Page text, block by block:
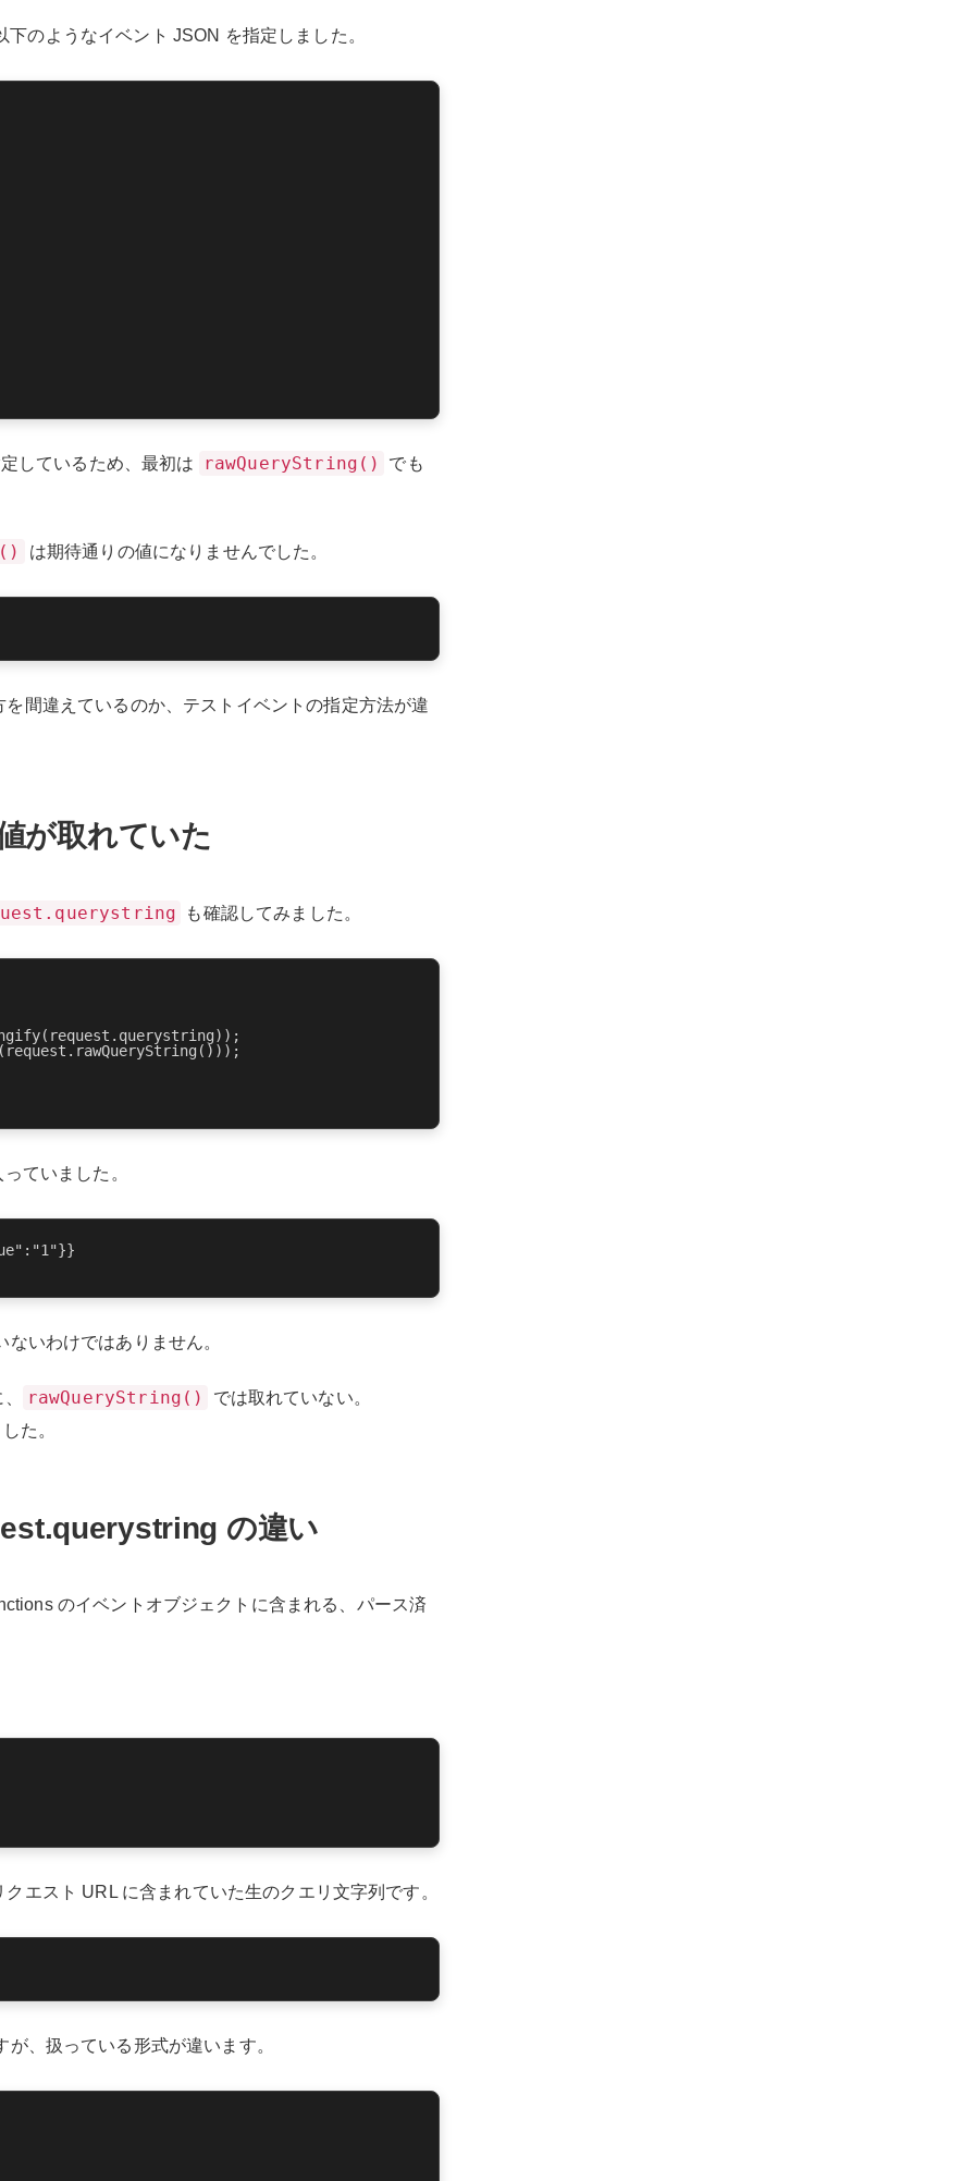
のようなイベント JSON を指定しました。
しているため、最初は rawQueryString() でも
は期待通りの値になりませんでした。
間違えているのか、テストイベントの指定方法が違
が取れていた
も確認してみました。
ていました。
いわけではありません。
rawQueryString()
では取れていない。
た。
の違い
のイベントオブジェクトに含まれる、パース済
エスト URL に含まれていた生のクエリ文字列です。
、扱っている形式が違います。